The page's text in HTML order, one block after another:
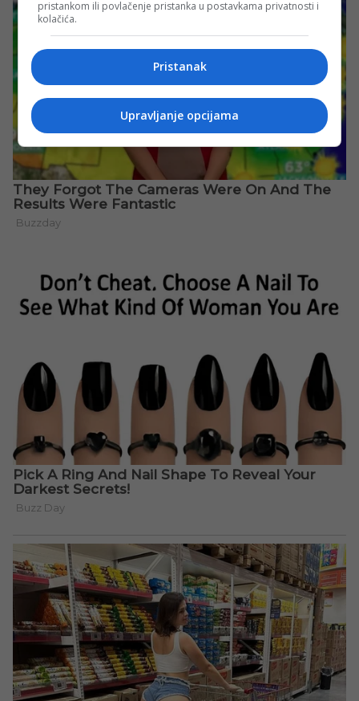
pristankom ili povlačenje pristanka u postavkama privatnosti i
kolačića.
Pristanak
Upravljanje opcijama